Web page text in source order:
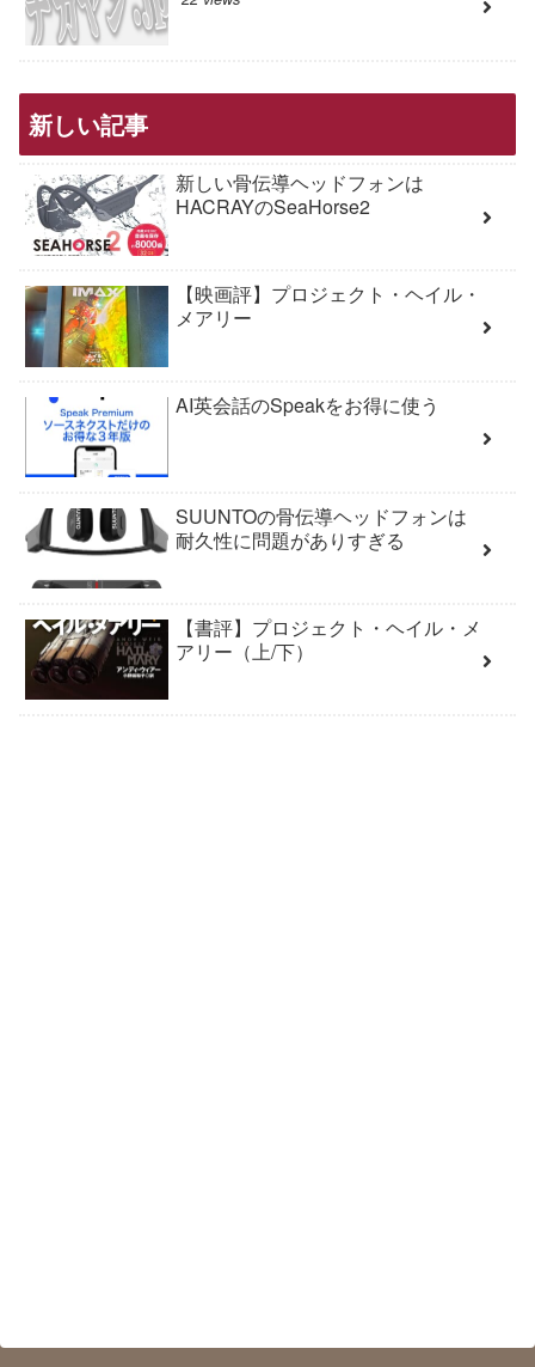
新しい記事
新しい骨伝導ヘッドフォンは
HACRAYのSeaHorse2
【映画評】プロジェクト・ヘイル・
メアリー
AI英会話のSpeakをお得に使う
SUUNTOの骨伝導ヘッドフォンは
耐久性に問題がありすぎる
【書評】プロジェクト・ヘイル・メ
アリー（上/下）